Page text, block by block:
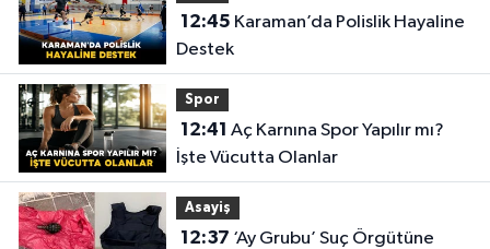
12:45
Destek
Spor
12:41
İşte Vücutta Olanlar
Asayiş
12:37